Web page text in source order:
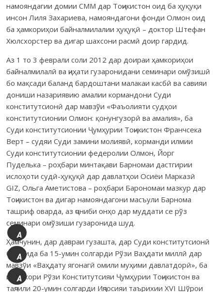
намояндагии домии СММ дар Тоҷикистон оид ба ҳуқуқи
инсон Лиля Захариева, намояндагони фонди Олмон оид
ба ҳамкориҳои байналмилалии ҳуқуқӣ – доктор Штефан
Хюлсхорстер ва дигар шахсони расмӣ доир гардид.
Аз 1 то 3 феврали соли 2012 дар доираи ҳамкориҳои
байналмилалӣ ва ҷиҳати гузаронидани семинари омўзишӣ
бо мақсади баланд бардоштани малакаи касбӣ ва савияи
дониши назариявию амалии кормандони Суди
конститутсионӣ дар мавзўи «Фаъолияти судҳои
конститутсионии Олмон: қонунгузорӣ ва амалия», ба
Суди конститутсионии Ҷумҳурии Тоҷикистон Франчсека
Верт – судяи Суди замини молиявӣ, корманди илмии
Суди конститутсионии федеролии Олмон, Йорг
Пуделька – роҳбари минтақави Барномаи дастгирии
ислоҳоти судӣ-ҳуқуқӣ дар давлатҳои Осиёи Марказӣ
GIZ, Ольга Аметистова – роҳбари Барономаи мазкур дар
Тоҷикистон ва дигар намояндагони масъули Барнома
ташриф оварда, аз ҷониби онҳо дар муддати се рўз
семинари омўзиши гузаронида шуд.
Ҳамчунин, дар давраи гузашта, дар Суди конститутсионӣ
бахшида ба 15-умин солгарди Рўзи Ваҳдати миллӣ дар
мавзўи «Ваҳдату ягонагӣ омили муҳими давлатдорӣ», ба
ифтихори Рўзи Конститутсияи Ҷумҳурии Тоҷикистон ва
таҷлили 20-умин солгарди Иҷлосияи таърихии XVI Шўрои
A
+
A
A